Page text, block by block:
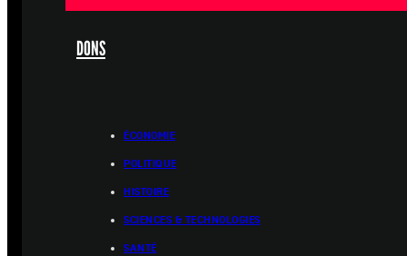
DONS
ÉCONOMIE
POLITIQUE
HISTOIRE
SCIENCES & TECHNOLOGIES
SANTÉ